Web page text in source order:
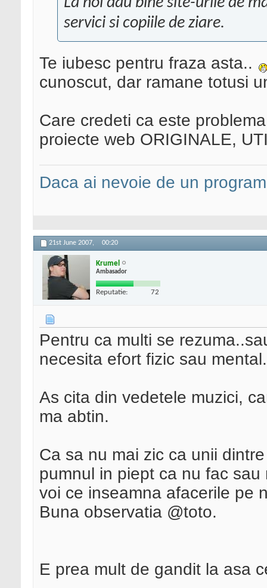
servici si copiile de ziare.
Te iubesc pentru fraza asta..
cunoscut, dar ramane totusi
Care credeti ca este
proiecte web ORIGINALE,
Daca ai nevoie de un
21st June 2007, 00:20
Krumel
Ambasador
Reputatie: 72
Pentru ca multi se
necesita efort fizic sau mental.
As cita din vedetele muzici,
ma abtin.
Ca sa nu mai zic ca unii
pumnul in piept ca nu fac
voi ce inseamna afacerile pe
Buna observatia @toto.
E prea mult de gandit la asa